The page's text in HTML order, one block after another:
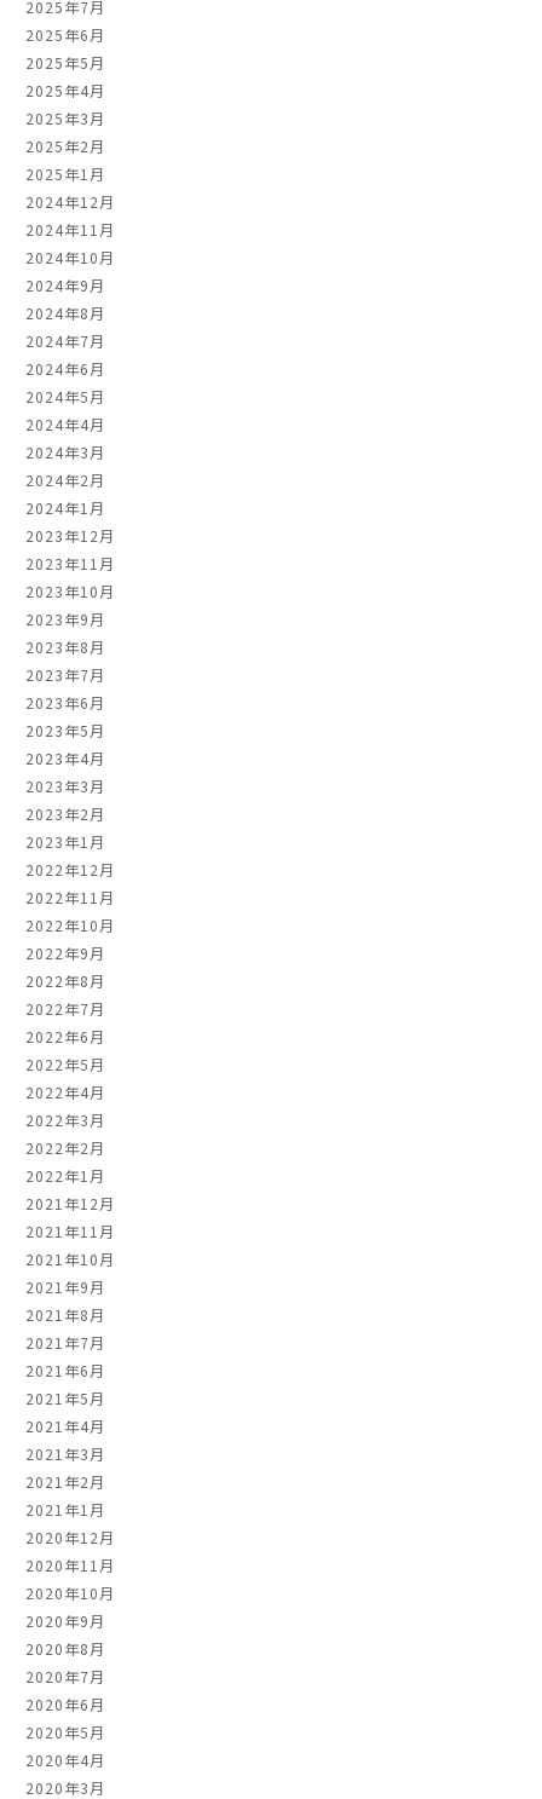
2025年7月
2025年6月
2025年5月
2025年4月
2025年3月
2025年2月
2025年1月
2024年12月
2024年11月
2024年10月
2024年9月
2024年8月
2024年7月
2024年6月
2024年5月
2024年4月
2024年3月
2024年2月
2024年1月
2023年12月
2023年11月
2023年10月
2023年9月
2023年8月
2023年7月
2023年6月
2023年5月
2023年4月
2023年3月
2023年2月
2023年1月
2022年12月
2022年11月
2022年10月
2022年9月
2022年8月
2022年7月
2022年6月
2022年5月
2022年4月
2022年3月
2022年2月
2022年1月
2021年12月
2021年11月
2021年10月
2021年9月
2021年8月
2021年7月
2021年6月
2021年5月
2021年4月
2021年3月
2021年2月
2021年1月
2020年12月
2020年11月
2020年10月
2020年9月
2020年8月
2020年7月
2020年6月
2020年5月
2020年4月
2020年3月